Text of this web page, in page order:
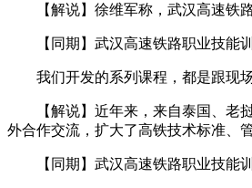
【解说】徐维军称，武汉高速铁路
【同期】武汉高速铁路职业技能训
我们开发的系列课程，都是跟现场
【解说】近年来，来自泰国、老挝
外合作交流，扩大了高铁技术标准、
【同期】武汉高速铁路职业技能训